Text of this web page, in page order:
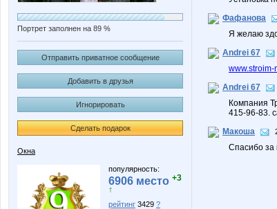
Портрет заполнен на 89 %
Отправить приватное сообщение
Добавить в друзья
Игнорировать
Сделать подарок
Окна
популярность:
6906 место +3
↑
рейтинг 3429 ?
Фафанова
Я желаю
Andrei 67
www.stroim-
Andrei 67
Компания
415-96-83.
Макоша
Спасибо за